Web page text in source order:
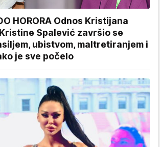
HORORA Odnos Kristijana
Spalević završio se
ubistvom, maltretiranjem i
je sve počelo